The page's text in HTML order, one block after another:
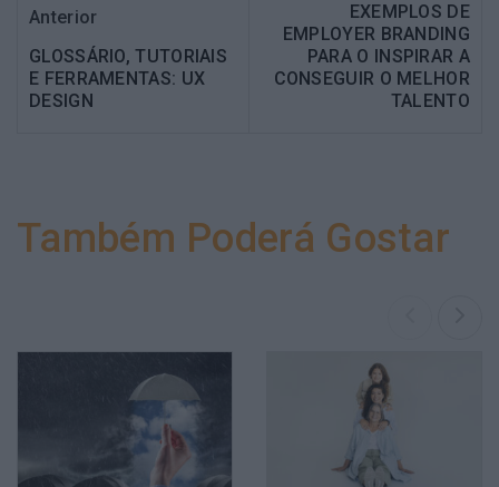
Anterior
GLOSSÁRIO, TUTORIAIS
E FERRAMENTAS: UX
DESIGN
EXEMPLOS DE
EMPLOYER BRANDING
PARA O INSPIRAR A
CONSEGUIR O MELHOR
TALENTO
Também Poderá Gostar